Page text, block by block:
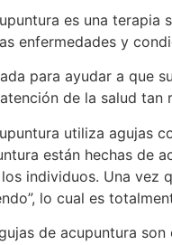
es una terapia
enfermedades y
para ayudar a que
de la salud tan
utiliza agujas
están hechas de
individuos. Una vez
lo cual es
de acupuntura